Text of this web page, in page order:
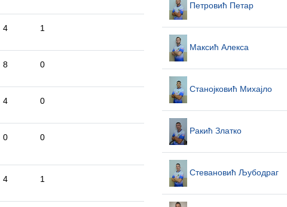
4 1
8 0
4 0
0 0
4 1
Петровић Петар
Максић Алекса
Станојковић Михајло
Ракић Златко
Стевановић Љубодраг